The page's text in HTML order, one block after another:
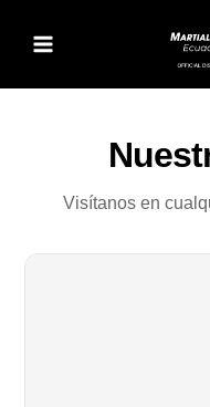
contenido
Visítanos en